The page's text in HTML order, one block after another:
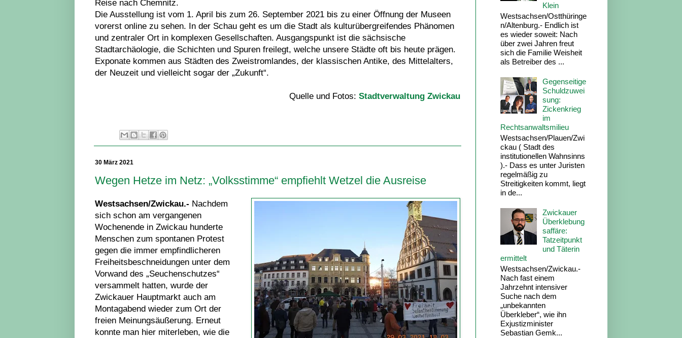
Reise nach Chemnitz.
Die Ausstellung ist vom 1. April bis zum 26. September 2021 bis zu einer Öffnung der Museen
vorerst online zu sehen. In der Schau geht es um die Stadt als kulturübergreifendes Phänomen
und zentraler Ort in komplexen Gesellschaften. Ausgangspunkt ist die sächsische
Stadtarchäologie, die Schichten und Spuren freilegt, welche unsere Städte oft bis heute prägen.
Exponate kommen aus Städten des Zweistromlandes, der klassischen Antike, des Mittelalters,
der Neuzeit und vielleicht sogar der „Zukunft“.
Quelle und Fotos: Stadtverwaltung Zwickau
30 März 2021
Wegen Hetze im Netz: „Volksstimme“ empfiehlt Wetzel die Ausreise
Westsachsen/Zwickau.- Nachdem
sich schon am vergangenen
Wochenende in Zwickau hunderte
Menschen zum spontanen Protest
gegen die immer empfindlicheren
Freiheitsbeschneidungen unter dem
Vorwand des „Seuchenschutzes“
versammelt hatten, wurde der
Zwickauer Hauptmarkt auch am
Montagabend wieder zum Ort der
freien Meinungsäußerung. Erneut
konnte man hier miterleben, wie die
Klein
Westsachsen/Ostthüringe
n/Altenburg.- Endlich ist
es wieder soweit: Nach
über zwei Jahren freut
sich die Familie Weisheit
als Betreiber des ...
Gegenseitige
Schuldzuwei
sung:
Zickenkrieg
im
Rechtsanwaltsmilieu
Westsachsen/Plauen/Zwi
ckau ( Stadt des
institutionellen Wahnsinns
).- Dass es unter Juristen
regelmäßig zu
Streitigkeiten kommt, liegt
in de...
Zwickauer
Überklebung
saffäre:
Tatzeitpunkt
und Täterin
ermittelt
Westsachsen/Zwickau.-
Nach fast einem
Jahrzehnt intensiver
Suche nach dem
„unbekannten
Überkleber“, wie ihn
Exjustizminister
Sebastian Gemk...